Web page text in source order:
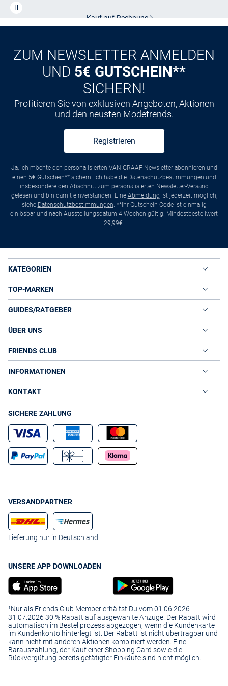
CLUB
ZUM NEWSLETTER ANMELDEN
UND 5€ GUTSCHEIN**
SICHERN!
Profitieren Sie von exklusiven Angeboten, Aktionen
und den neusten Modetrends.
Registrieren
Ja, ich möchte den personalisierten VAN GRAAF Newsletter abonnieren und
einen 5€ Gutschein** sichern. Ich habe die Datenschutzbestimmungen und
insbesondere den Abschnitt zum personalisierten Newsletter-Versand
gelesen und bin damit einverstanden. Eine Abmeldung ist jederzeit möglich,
siehe Datenschutzbestimmungen. **Ihr Gutschein-Code ist einmalig
einlösbar und nach Ausstellungsdatum 4 Wochen gültig. Mindestbestellwert
29,99€.
KATEGORIEN
TOP-MARKEN
GUIDES/RATGEBER
ÜBER UNS
FRIENDS CLUB
INFORMATIONEN
KONTAKT
SICHERE ZAHLUNG
VERSANDPARTNER
Lieferung nur in Deutschland
UNSERE APP DOWNLOADEN
¹Nur als Friends Club Member erhältst Du vom 01.06.2026 -
31.07.2026 30 % Rabatt auf ausgewählte Anzüge. Der Rabatt wird
automatisch im Bestellprozess abgezogen, wenn die Kundenkarte
im Kundenkonto hinterlegt ist. Der Rabatt ist nicht übertragbar und
kann nicht mit anderen Aktionen kombiniert werden. Eine
Barauszahlung, der Kauf einer Shopping Card sowie die
Rückvergütung bereits getätigter Einkäufe sind nicht möglich.